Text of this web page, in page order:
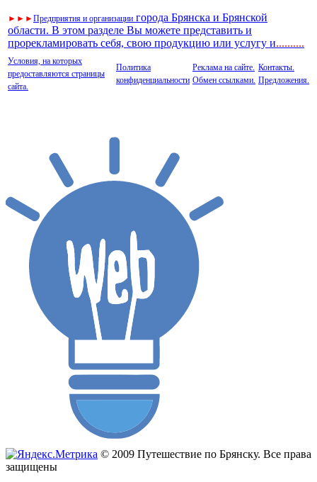
► ► ►Предприятия и организации города Брянска и Брянской
области. В этом разделе Вы можете представить и
прорекламировать себя, свою продукцию или услугу и..........
Условия, на которых
предоставляются страницы
сайта.
Политика
конфиденциальности
Реклама на сайте.
Обмен ссылками.
Контакты.
Предложения.
© 2009 Путешествие по Брянску. Все права
защищены